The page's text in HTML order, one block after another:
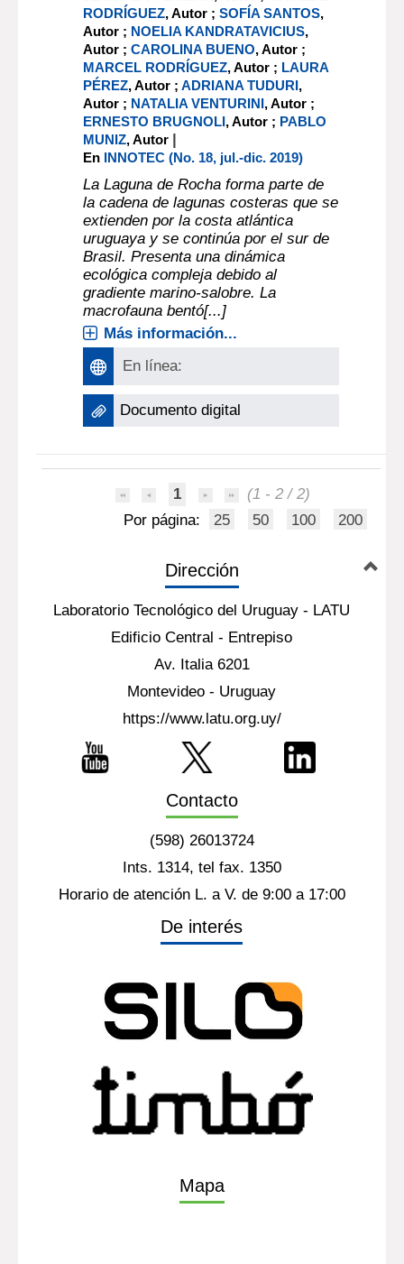
RODRÍGUEZ, Autor ;SOFÍA SANTOS,
Autor ; NOELIA KANDRATAVICIUS,
Autor ;CAROLINA BUENO, Autor ;
MARCEL RODRÍGUEZ, Autor ; LAURA
PÉREZ, Autor ;ADRIANA TUDURI,
Autor ; NATALIA VENTURINI, Autor ;
ERNESTO BRUGNOLI, Autor ; PABLO
MUNIZ, Autor |
En INNOTEC (No. 18, jul.-dic. 2019)
La Laguna de Rocha forma parte de
la cadena de lagunas costeras que se
extienden por la costa atlántica
uruguaya y se continúa por el sur de
Brasil. Presenta una dinámica
ecológica compleja debido al
gradiente marino-salobre. La
macrofauna bentó[...]
Más información...
En línea:
Documento digital
1
(1 - 2 / 2)
Por página:
25 50 100 200
Dirección
Laboratorio Tecnológico del Uruguay - LATU
Edificio Central - Entrepiso
Av. Italia 6201
Montevideo - Uruguay
https://www.latu.org.uy/
Contacto
(598) 26013724
Ints. 1314, tel fax. 1350
Horario de atención L. a V. de 9:00 a 17:00
De interés
Mapa